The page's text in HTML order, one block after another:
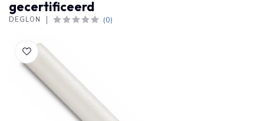
gecertificeerd
DÉGLON (0)